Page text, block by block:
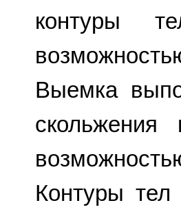
контуры
Выемка
Контуры